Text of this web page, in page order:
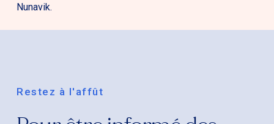
Nunavik.
Restez à l'affût